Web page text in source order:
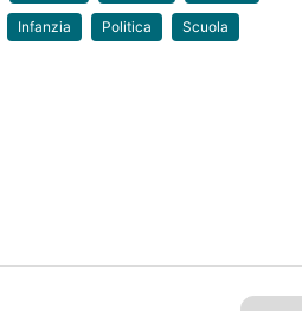
Infanzia Politica Scuola